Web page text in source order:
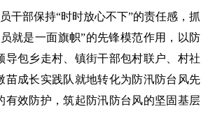
干部保持“时时放心不下”的责任感，抓
就是一面旗帜”的先锋模范作用，以防
包乡走村、镇街干部包村联户、村社
成长实践队就地转化为防汛防台风先
效防护，筑起防汛防台风的坚固基层